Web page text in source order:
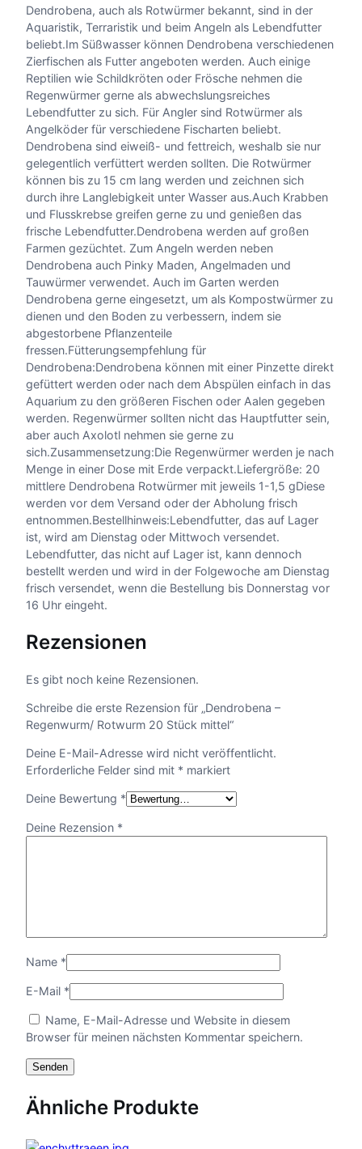
n
a
–
R
e
g
e
n
w
u
r
m
/
R
o
t
w
u
r
m
2
0
S
t
ü
c
k
m
i
t
t
e
l
M
e
n
e
Dendrobena, auch als Rotwürmer bekannt, sind in der
Aquaristik, Terraristik und beim Angeln als Lebendfutter
beliebt.Im Süßwasser können Dendrobena verschiedenen
Zierfischen als Futter angeboten werden. Auch einige
Reptilien wie Schildkröten oder Frösche nehmen die
Regenwürmer gerne als abwechslungsreiches
Lebendfutter zu sich. Für Angler sind Rotwürmer als
Angelköder für verschiedene Fischarten beliebt.
Dendrobena sind eiweiß- und fettreich, weshalb sie nur
gelegentlich verfüttert werden sollten. Die Rotwürmer
können bis zu 15 cm lang werden und zeichnen sich
durch ihre Langlebigkeit unter Wasser aus.Auch Krabben
und Flusskrebse greifen gerne zu und genießen das
frische Lebendfutter.Dendrobena werden auf großen
Farmen gezüchtet. Zum Angeln werden neben
Dendrobena auch Pinky Maden, Angelmaden und
Tauwürmer verwendet. Auch im Garten werden
Dendrobena gerne eingesetzt, um als Kompostwürmer zu
dienen und den Boden zu verbessern, indem sie
abgestorbene Pflanzenteile
fressen.Fütterungsempfehlung für
Dendrobena:Dendrobena können mit einer Pinzette direkt
gefüttert werden oder nach dem Abspülen einfach in das
Aquarium zu den größeren Fischen oder Aalen gegeben
werden. Regenwürmer sollten nicht das Hauptfutter sein,
aber auch Axolotl nehmen sie gerne zu
sich.Zusammensetzung:Die Regenwürmer werden je nach
Menge in einer Dose mit Erde verpackt.Liefergröße: 20
mittlere Dendrobena Rotwürmer mit jeweils 1-1,5 gDiese
werden vor dem Versand oder der Abholung frisch
entnommen.Bestellhinweis:Lebendfutter, das auf Lager
ist, wird am Dienstag oder Mittwoch versendet.
Lebendfutter, das nicht auf Lager ist, kann dennoch
bestellt werden und wird in der Folgewoche am Dienstag
frisch versendet, wenn die Bestellung bis Donnerstag vor
16 Uhr eingeht.
Rezensionen
Es gibt noch keine Rezensionen.
Schreibe die erste Rezension für „Dendrobena –
Regenwurm/ Rotwurm 20 Stück mittel“
Deine E-Mail-Adresse wird nicht veröffentlicht.
Erforderliche Felder sind mit * markiert
Deine Bewertung *
Deine Rezension *
Name *
E-Mail *
Name, E-Mail-Adresse und Website in diesem
Browser für meinen nächsten Kommentar speichern.
Ähnliche Produkte